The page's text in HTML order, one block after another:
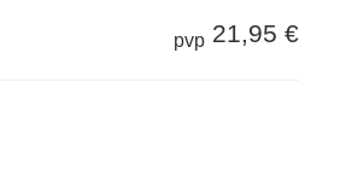
pvp 21,95 €